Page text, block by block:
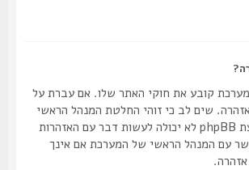
קובע את חוקי האתר שלו. אם עברת על
שים לב כי זוהי החלטת המנהל הראשי
של המערכת, וקבוצת phpBB לא יכולה לעשות דבר עם האזהרות
המנהל הראשי של המערכת אם אינך